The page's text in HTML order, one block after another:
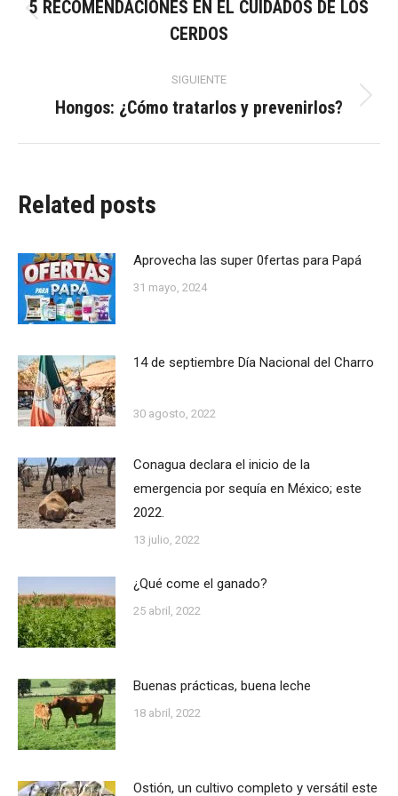
entre
Publicación
anterior:
5 RECOMENDACIONES EN EL CUIDADOS DE LOS
CERDOS
SIGUIENTE
Publicación
Hongos: ¿Cómo tratarlos y prevenirlos?
Related posts
Aprovecha las super 0fertas para Papá
31 mayo, 2024
14 de septiembre Día Nacional del Charro
30 agosto, 2022
Conagua declara el inicio de la
emergencia por sequía en México; este
2022.
13 julio, 2022
¿Qué come el ganado?
25 abril, 2022
Buenas prácticas, buena leche
18 abril, 2022
Ostión, un cultivo completo y versátil este